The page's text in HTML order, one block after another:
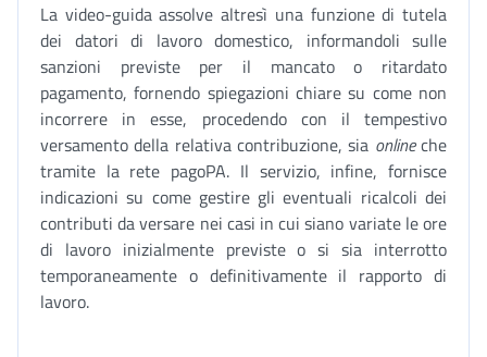
La video-guida assolve altresì una funzione di tutela
dei datori di lavoro domestico, informandoli sulle
sanzioni previste per il mancato o ritardato
pagamento, fornendo spiegazioni chiare su come non
incorrere in esse, procedendo con il tempestivo
versamento della relativa contribuzione, sia onlineche
tramite la rete pagoPA. Il servizio, infine, fornisce
indicazioni su come gestire gli eventuali ricalcoli dei
contributi da versare nei casi in cui siano variate le ore
di lavoro inizialmente previste o si sia interrotto
temporaneamente o definitivamente il rapporto di
lavoro.